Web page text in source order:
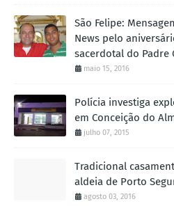
São Felipe:
News pelo
sacerdotal do Padre
maio 15, 2016
Polícia investiga
em Conceição do
julho 07, 2015
Tradicional
aldeia de Porto
agosto 03, 2016